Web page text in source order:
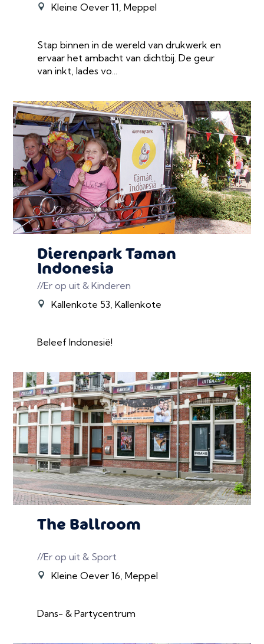
Kleine Oever 11, Meppel
Stap binnen in de wereld van drukwerk en
ervaar het ambacht van dichtbij. De geur
van inkt, lades vo...
Dierenpark Taman
Indonesia
//Er op uit & Kinderen
Kallenkote 53, Kallenkote
Beleef Indonesië!
The Ballroom
//Er op uit & Sport
Kleine Oever 16, Meppel
Dans- & Partycentrum